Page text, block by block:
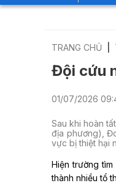
TRANG CHỦ
Đội cứu
01/07/2026
Sau khi hoàn
địa phương),
vực bị thiệt hại
Hiện trường
thành nhiều tổ